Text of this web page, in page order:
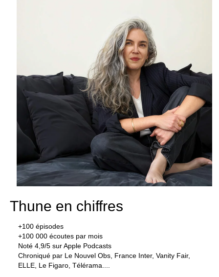
Thune en chiffres
+100 épisodes
+100 000 écoutes par mois
Noté 4,9/5 sur Apple Podcasts
Chroniqué par Le Nouvel Obs, France Inter, Vanity Fair,
ELLE, Le Figaro, Télérama....